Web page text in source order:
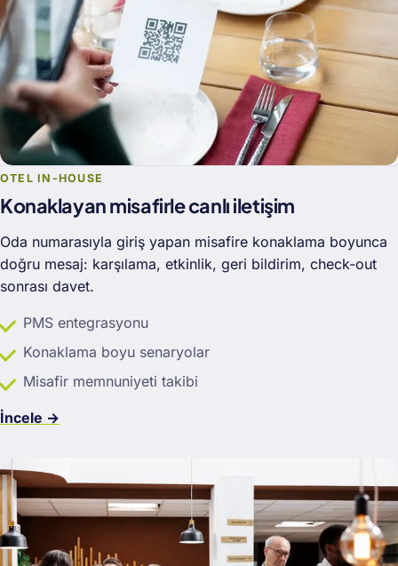
OTEL IN-HOUSE
Konaklayan misafirle canlı iletişim
Oda numarasıyla giriş yapan misafire konaklama boyunca
doğru mesaj: karşılama, etkinlik, geri bildirim, check-out
sonrası davet.
PMS entegrasyonu
Konaklama boyu senaryolar
Misafir memnuniyeti takibi
İncele →